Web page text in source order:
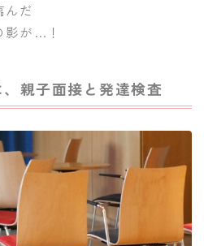
んだ
影が…！
親子面接と発達検査